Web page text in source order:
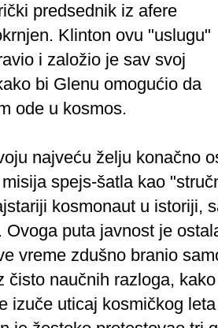
predsednik iz afere
Klinton ovu "uslugu"
i založio je sav svoj
bi Glenu omogućio da
ode u kosmos.
najveću želju konačno
spejs-šatla kao
kosmonaut u istoriji,
Ovoga puta javnost je
vreme zdušno branio
čisto naučnih razloga,
izuče uticaj kosmičkog